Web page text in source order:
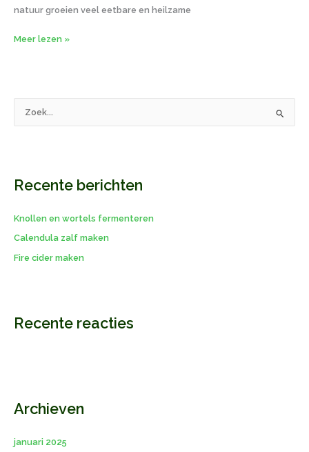
natuur groeien veel eetbare en heilzame
Meer lezen »
n
a
r
:
Recente berichten
Knollen en wortels fermenteren
Calendula zalf maken
Fire cider maken
Recente reacties
Archieven
januari 2025